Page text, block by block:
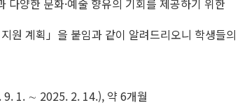
다양한 문화·예술 향유의 기회를 제공하기 위한
원 계획」을 붙임과 같이 알려드리오니 학생들
1. ∼ 2025. 2. 14.), 약 6개월